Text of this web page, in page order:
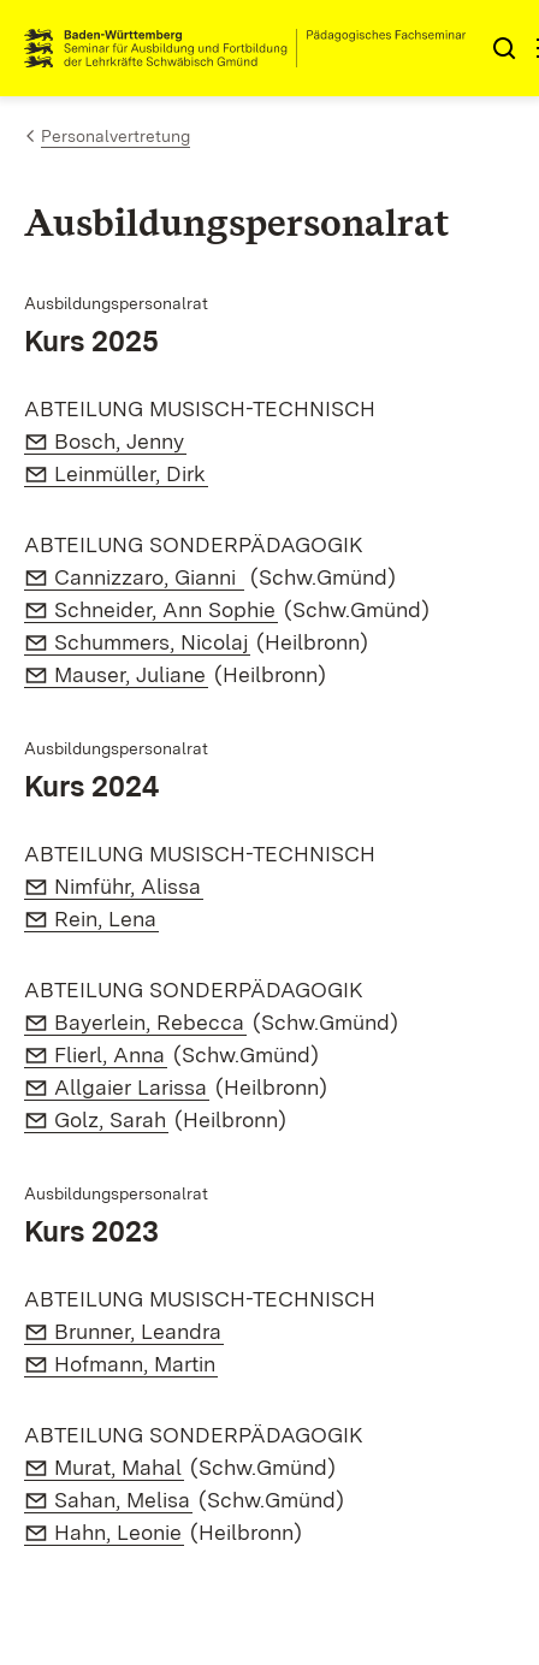
Zum Inhalt springen
Link zur Startseite
Personalvertretung
Ausbildungspersonalrat
Ausbildungspersonalrat
Kurs 2025
ABTEILUNG MUSISCH-TECHNISCH
E-Mail:
Bosch, Jenny
E-Mail:
Leinmüller, Dirk
ABTEILUNG SONDERPÄDAGOGIK
E-Mail:
Cannizzaro, Gianni (Öffnet in neuem Fenster)
(Schw.Gmünd)
E-Mail:
Schneider, Ann Sophie (Öffnet in neuem Fenster)
(Schw.Gmünd)
E-Mail:
Schummers, Nicolaj (Öffnet in neuem Fenster)
(Heilbronn)
E-Mail:
Mauser, Juliane (Öffnet in neuem Fenster)
(Heilbronn)
Ausbildungspersonalrat
Kurs 2024
ABTEILUNG MUSISCH-TECHNISCH
E-Mail:
Nimführ, Alissa
E-Mail:
Rein, Lena
ABTEILUNG SONDERPÄDAGOGIK
E-Mail:
Bayerlein, Rebecca (Öffnet in neuem Fenster)
(Schw.Gmünd)
E-Mail:
Flierl, Anna (Öffnet in neuem Fenster)
(Schw.Gmünd)
E-Mail:
Allgaier Larissa (Öffnet in neuem Fenster)
(Heilbronn)
E-Mail:
Golz, Sarah (Öffnet in neuem Fenster)
(Heilbronn)
Ausbildungspersonalrat
Kurs 2023
ABTEILUNG MUSISCH-TECHNISCH
E-Mail:
Brunner, Leandra
E-Mail:
Hofmann, Martin
ABTEILUNG SONDERPÄDAGOGIK
E-Mail:
Murat, Mahal (Öffnet in neuem Fenster)
(Schw.Gmünd)
E-Mail:
Sahan, Melisa (Öffnet in neuem Fenster)
(Schw.Gmünd)
E-Mail:
Hahn, Leonie (Öffnet in neuem Fenster)
(Heilbronn)